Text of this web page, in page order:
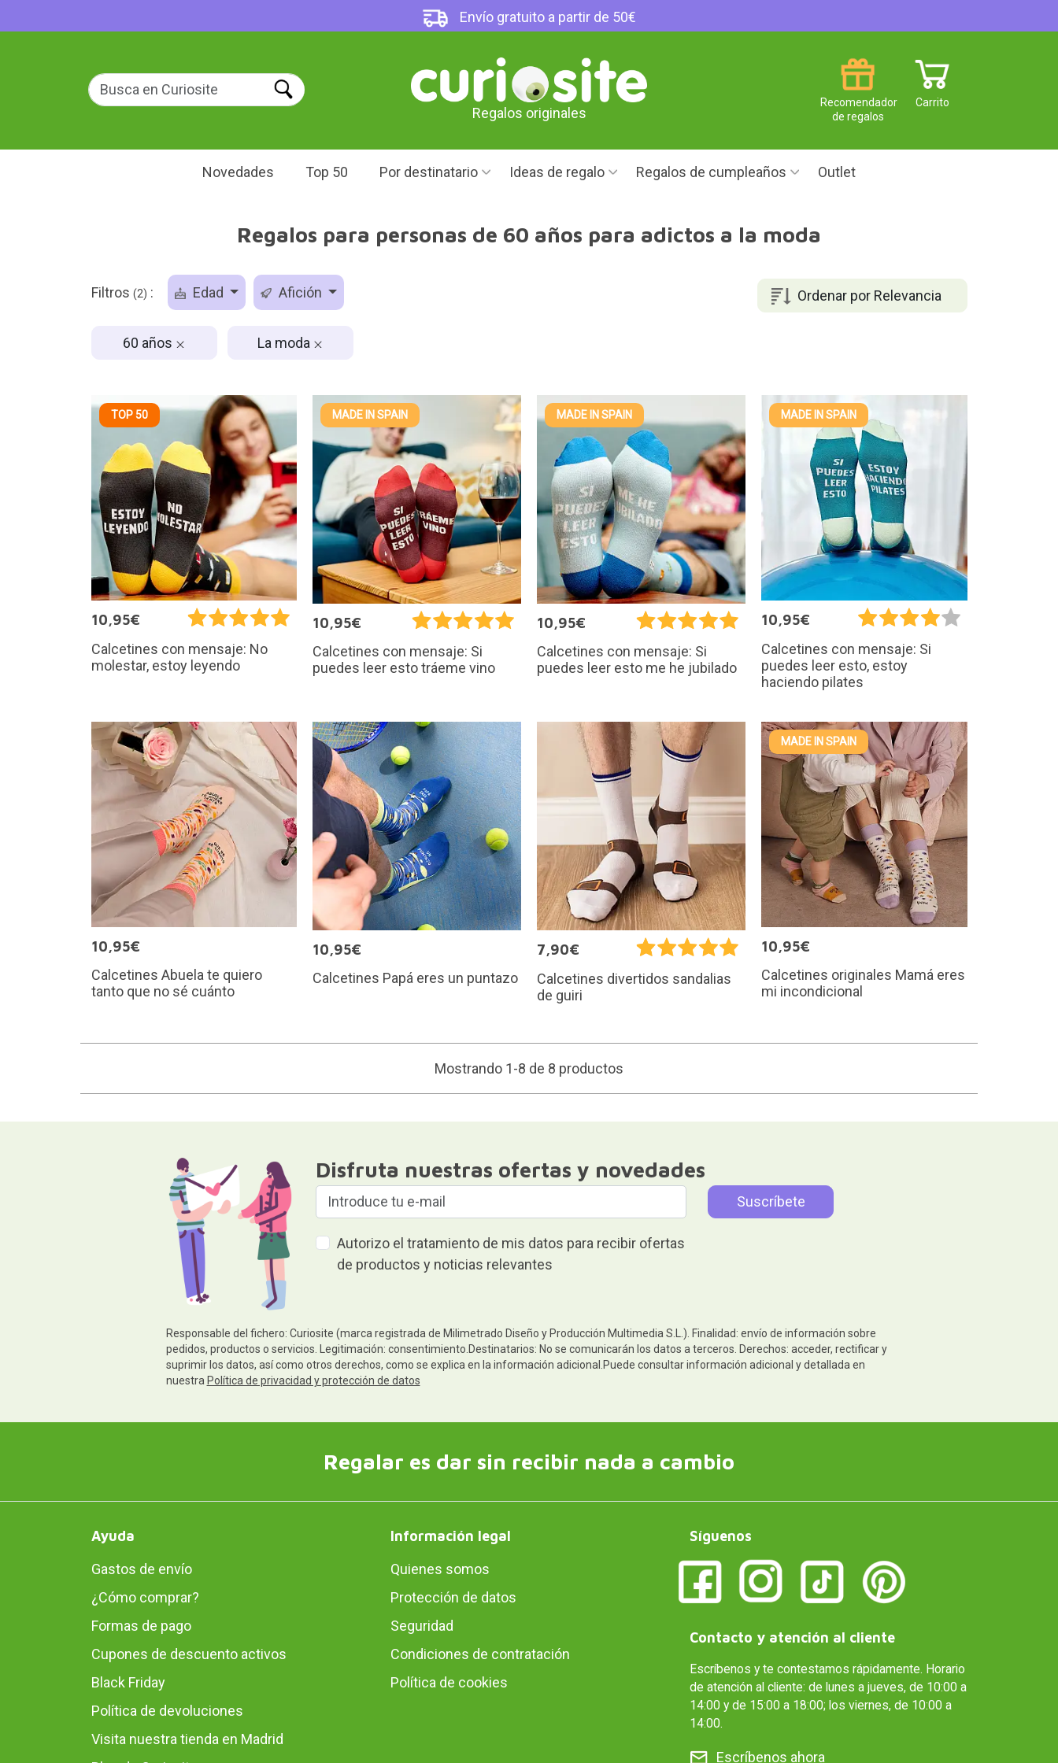
Envío gratuito a partir de 50€
Regalos originales
Carrito
Recomendador
de regalos
Novedades Top 50 Por destinatario Ideas de regalo Regalos de cumpleaños Outlet
Regalos para personas de 60 años para adictos a la moda
Ordenar por Relevancia
Filtros (2) : Edad Afición
60 años La moda
TOP 50
10,95€
Calcetines con mensaje: No
molestar, estoy leyendo
MADE IN SPAIN
10,95€
Calcetines con mensaje: Si
puedes leer esto tráeme vino
MADE IN SPAIN
10,95€
Calcetines con mensaje: Si
puedes leer esto me he jubilado
MADE IN SPAIN
10,95€
Calcetines con mensaje: Si
puedes leer esto, estoy
haciendo pilates
10,95€
Calcetines Abuela te quiero
tanto que no sé cuánto
10,95€
Calcetines Papá eres un puntazo
7,90€
Calcetines divertidos sandalias
de guiri
MADE IN SPAIN
10,95€
Calcetines originales Mamá eres
mi incondicional
Mostrando 1-8 de 8 productos
Disfruta nuestras ofertas y novedades
Autorizo el tratamiento de mis datos para recibir ofertas
de productos y noticias relevantes
Responsable del fichero: Curiosite (marca registrada de Milimetrado Diseño y Producción Multimedia S.L.). Finalidad: envío de información sobre
pedidos, productos o servicios. Legitimación: consentimiento.Destinatarios: No se comunicarán los datos a terceros. Derechos: acceder, rectificar y
suprimir los datos, así como otros derechos, como se explica en la información adicional.Puede consultar información adicional y detallada en
nuestra Política de privacidad y protección de datos
Regalar es dar sin recibir nada a cambio
Ayuda
Gastos de envío
¿Cómo comprar?
Formas de pago
Cupones de descuento activos
Black Friday
Política de devoluciones
Visita nuestra tienda en Madrid
Información legal
Quienes somos
Protección de datos
Seguridad
Condiciones de contratación
Política de cookies
Síguenos
Contacto y atención al cliente
Escríbenos y te contestamos rápidamente. Horario
de atención al cliente: de lunes a jueves, de 10:00 a
14:00 y de 15:00 a 18:00; los viernes, de 10:00 a
14:00.
Escríbenos ahora